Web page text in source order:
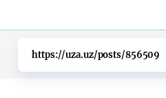
https://uza.uz/posts/856509